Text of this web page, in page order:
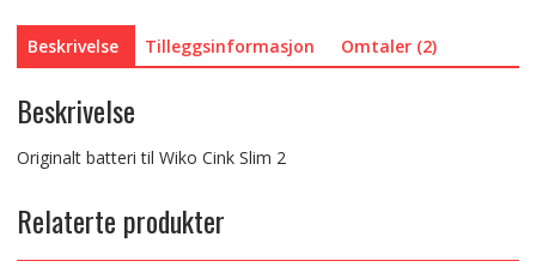
Beskrivelse Tilleggsinformasjon Omtaler (2)
Beskrivelse
Originalt batteri til Wiko Cink Slim 2
Relaterte produkter